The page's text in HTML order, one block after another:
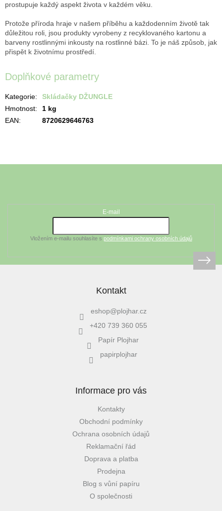
prostupuje každý aspekt života v každém věku.
Protože příroda hraje v našem příběhu a každodenním životě tak
důležitou roli, jsou produkty vyrobeny z recyklovaného kartonu a
barveny rostlinnými inkousty na rostlinné bázi. To je náš způsob, jak
přispět k životnímu prostředí.
Doplňkové parametry
Kategorie:
Skládačky DŽUNGLE
Hmotnost:
1 kg
EAN: 8720629646763
E-mail
Vložením e-mailu souhlasíte s podmínkami ochrany osobních údajů
Kontakt
eshop@plojhar.cz
+420 739 360 055
Papír Plojhar
papirplojhar
Informace pro vás
Kontakty
Obchodní podmínky
Ochrana osobních údajů
Reklamační řád
Doprava a platba
Prodejna
Blog s vůní papíru
O společnosti